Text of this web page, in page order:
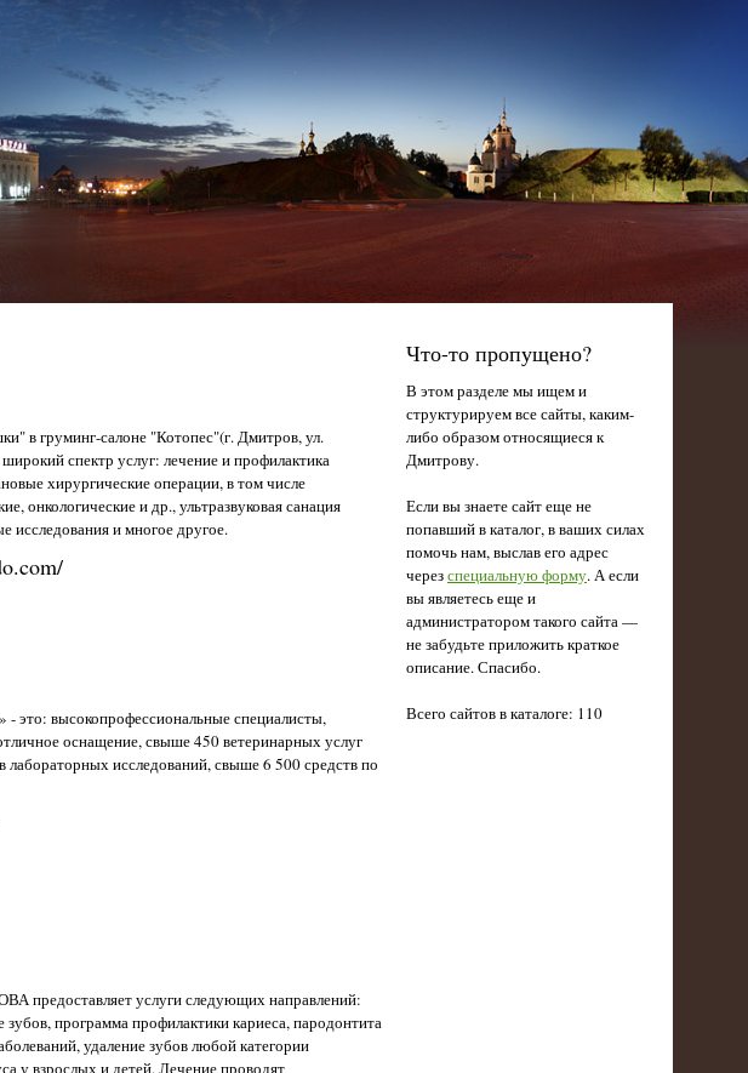
в груминг-салоне "Котопес"(г. Дмитров, ул.
спектр услуг: лечение и профилактика
хирургические операции, в том числе
онкологические и др., ультразвуковая санация
исследования и многое другое.
это: высокопрофессиональные специалисты,
оснащение, свыше 450 ветеринарных услуг
лабораторных исследований, свыше 6 500 средств по
предоставляет услуги следующих направлений:
зубов, программа профилактики кариеса, пародонтита
удаление зубов любой категории
у взрослых и детей. Лечение проводят
Что-то пропущено?
В этом разделе мы ищем и
структурируем все сайты, каким-
либо образом относящиеся к
Дмитрову.
Если вы знаете сайт еще не
попавший в каталог, в ваших силах
помочь нам, выслав его адрес
черезспециальную форму. А если
вы являетесь еще и
администратором такого сайта —
не забудьте приложить краткое
описание. Спасибо.
Всего сайтов в каталоге: 110